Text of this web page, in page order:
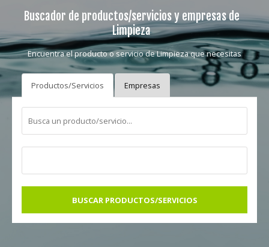
Buscador de productos/servicios y empresas de
Limpieza
Encuentra el producto o servicio de Limpieza que necesitas
Productos/Servicios Empresas
BUSCAR PRODUCTOS/SERVICIOS